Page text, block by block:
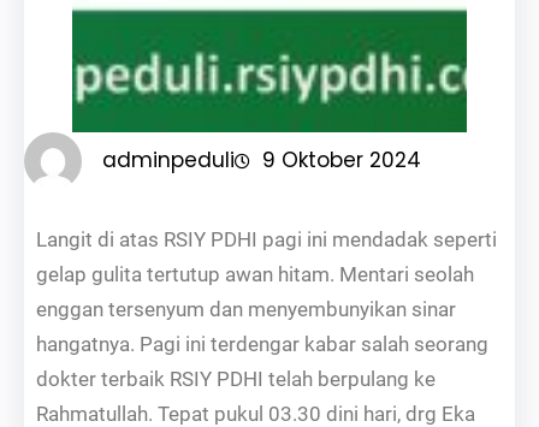
adminpeduli 9 Oktober 2024
Langit di atas RSIY PDHI pagi ini mendadak seperti
gelap gulita tertutup awan hitam. Mentari seolah
enggan tersenyum dan menyembunyikan sinar
hangatnya. Pagi ini terdengar kabar salah seorang
dokter terbaik RSIY PDHI telah berpulang ke
Rahmatullah. Tepat pukul 03.30 dini hari, drg Eka